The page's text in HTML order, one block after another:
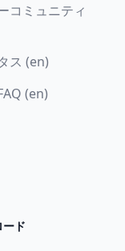
コミュニティ
ス (en)
(en)
ード